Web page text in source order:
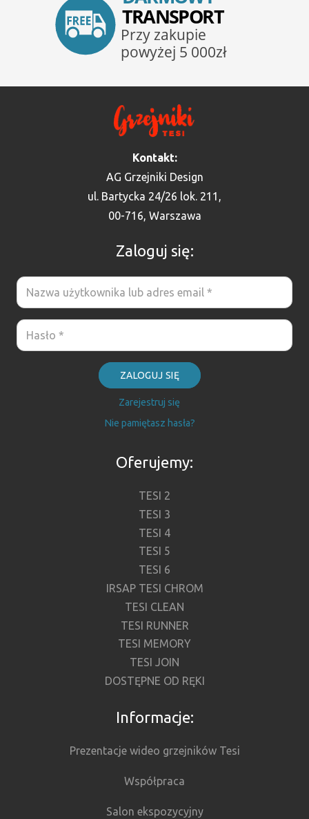
Kontakt:
AG Grzejniki Design
ul. Bartycka 24/26 lok. 211,
00-716, Warszawa
Zaloguj się:
ZALOGUJ SIĘ
Zarejestruj się
Nie pamiętasz hasła?
Oferujemy:
TESI 2
TESI 3
TESI 4
TESI 5
TESI 6
IRSAP TESI CHROM
TESI CLEAN
TESI RUNNER
TESI MEMORY
TESI JOIN
DOSTĘPNE OD RĘKI
Informacje:
Prezentacje wideo grzejników Tesi
Współpraca
Salon ekspozycyjny